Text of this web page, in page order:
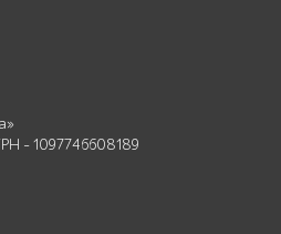
- 1097746608189